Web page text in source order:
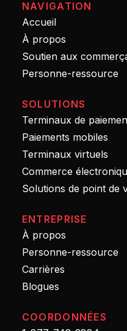
NAVIGATION
Accueil
À propos
Soutien aux
Personne-ressource
SOLUTIONS
Terminaux de
Paiements mobiles
Terminaux virtuels
Commerce
Solutions de point de
ENTREPRISE
À propos
Personne-ressource
Carrières
Blogues
COORDONNÉES